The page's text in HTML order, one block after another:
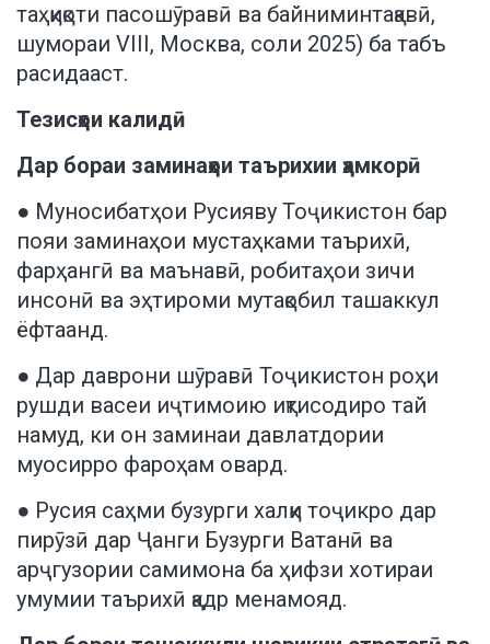
таҳқиқоти пасошӯравӣ ва байниминтақавӣ,
шумораи VIII, Москва, соли 2025) ба табъ
расидааст.
Тезисҳои калидӣ
Дар бораи заминаҳои таърихии ҳамкорӣ
● Муносибатҳои Русияву Тоҷикистон бар
пояи заминаҳои мустаҳками таърихӣ,
фарҳангӣ ва маънавӣ, робитаҳои зичи
инсонӣ ва эҳтироми мутақобил ташаккул
ёфтаанд.
● Дар даврони шӯравӣ Тоҷикистон роҳи
рушди васеи иҷтимоию иқтисодиро тай
намуд, ки он заминаи давлатдории
муосирро фароҳам овард.
● Русия саҳми бузурги халқи тоҷикро дар
пирӯзӣ дар Ҷанги Бузурги Ватанӣ ва
арҷгузории самимона ба ҳифзи хотираи
умумии таърихӣ қадр менамояд.